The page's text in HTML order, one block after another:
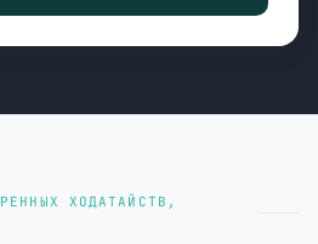
ХОДАТАЙСТВ,